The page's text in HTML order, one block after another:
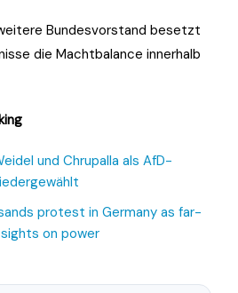
Bundesvorstand besetzt
die Machtbalance innerhalb
und Chrupalla als AfD-
protest in Germany as far-
on power